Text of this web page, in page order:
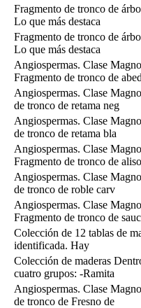
Fragmento de tronco de
Lo que más destaca
Fragmento de tronco de
Lo que más destaca
Angiospermas. Clase
Fragmento de tronco de
Angiospermas. Clase
de tronco de retama neg
Angiospermas. Clase
de tronco de retama bla
Angiospermas. Clase
Fragmento de tronco de
Angiospermas. Clase
de tronco de roble carv
Angiospermas. Clase
Fragmento de tronco de
Colección de 12 tablas de
identificada. Hay
Colección de maderas
cuatro grupos: -Ramita
Angiospermas. Clase
de tronco de Fresno de